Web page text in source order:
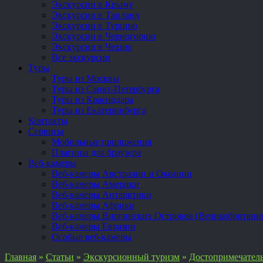
Экскурсии в Крыму
Экскурсии в Таиланд
Экскурсии в Турцию
Экскурсии в Черногорию
Экскурсии в Чехию
Все экскурсии
Туры
Туры из Москвы
Туры из Санкт-Петербурга
Туры из Краснодара
Туры из Екатеринбурга
Контакты
Сервисы
Мобильные приложения
Плагины для браузера
Веб-камеры
Веб-камеры Австралии и Океании
Веб-камеры Америки
Веб-камеры Антарктики
Веб-камеры Африки
Веб-камеры Виргинских Островов
Веб-камеры Евразии
Особые веб-камеры
Главная » Статьи » Экскурсионный туризм »